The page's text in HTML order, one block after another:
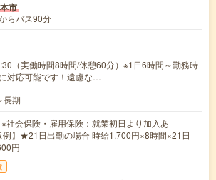
市
らバス90分
（実働時間8時間/休憩60分）※1日6時間～勤務時
対応可能です！遠慮な…
長期
会保険・雇用保険：就業初日より加入あ
例】★21日出勤の場合 時給1,700円×8時間×21日
円